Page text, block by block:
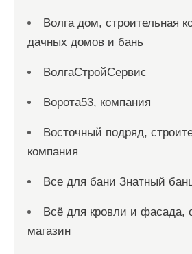
Волга дом, строительная
дачных домов и бань
ВолгаСтройСервис
Ворота53, компания
Восточный подряд,
компания
Все для бани Знатный
Всё для кровли и фасада,
магазин